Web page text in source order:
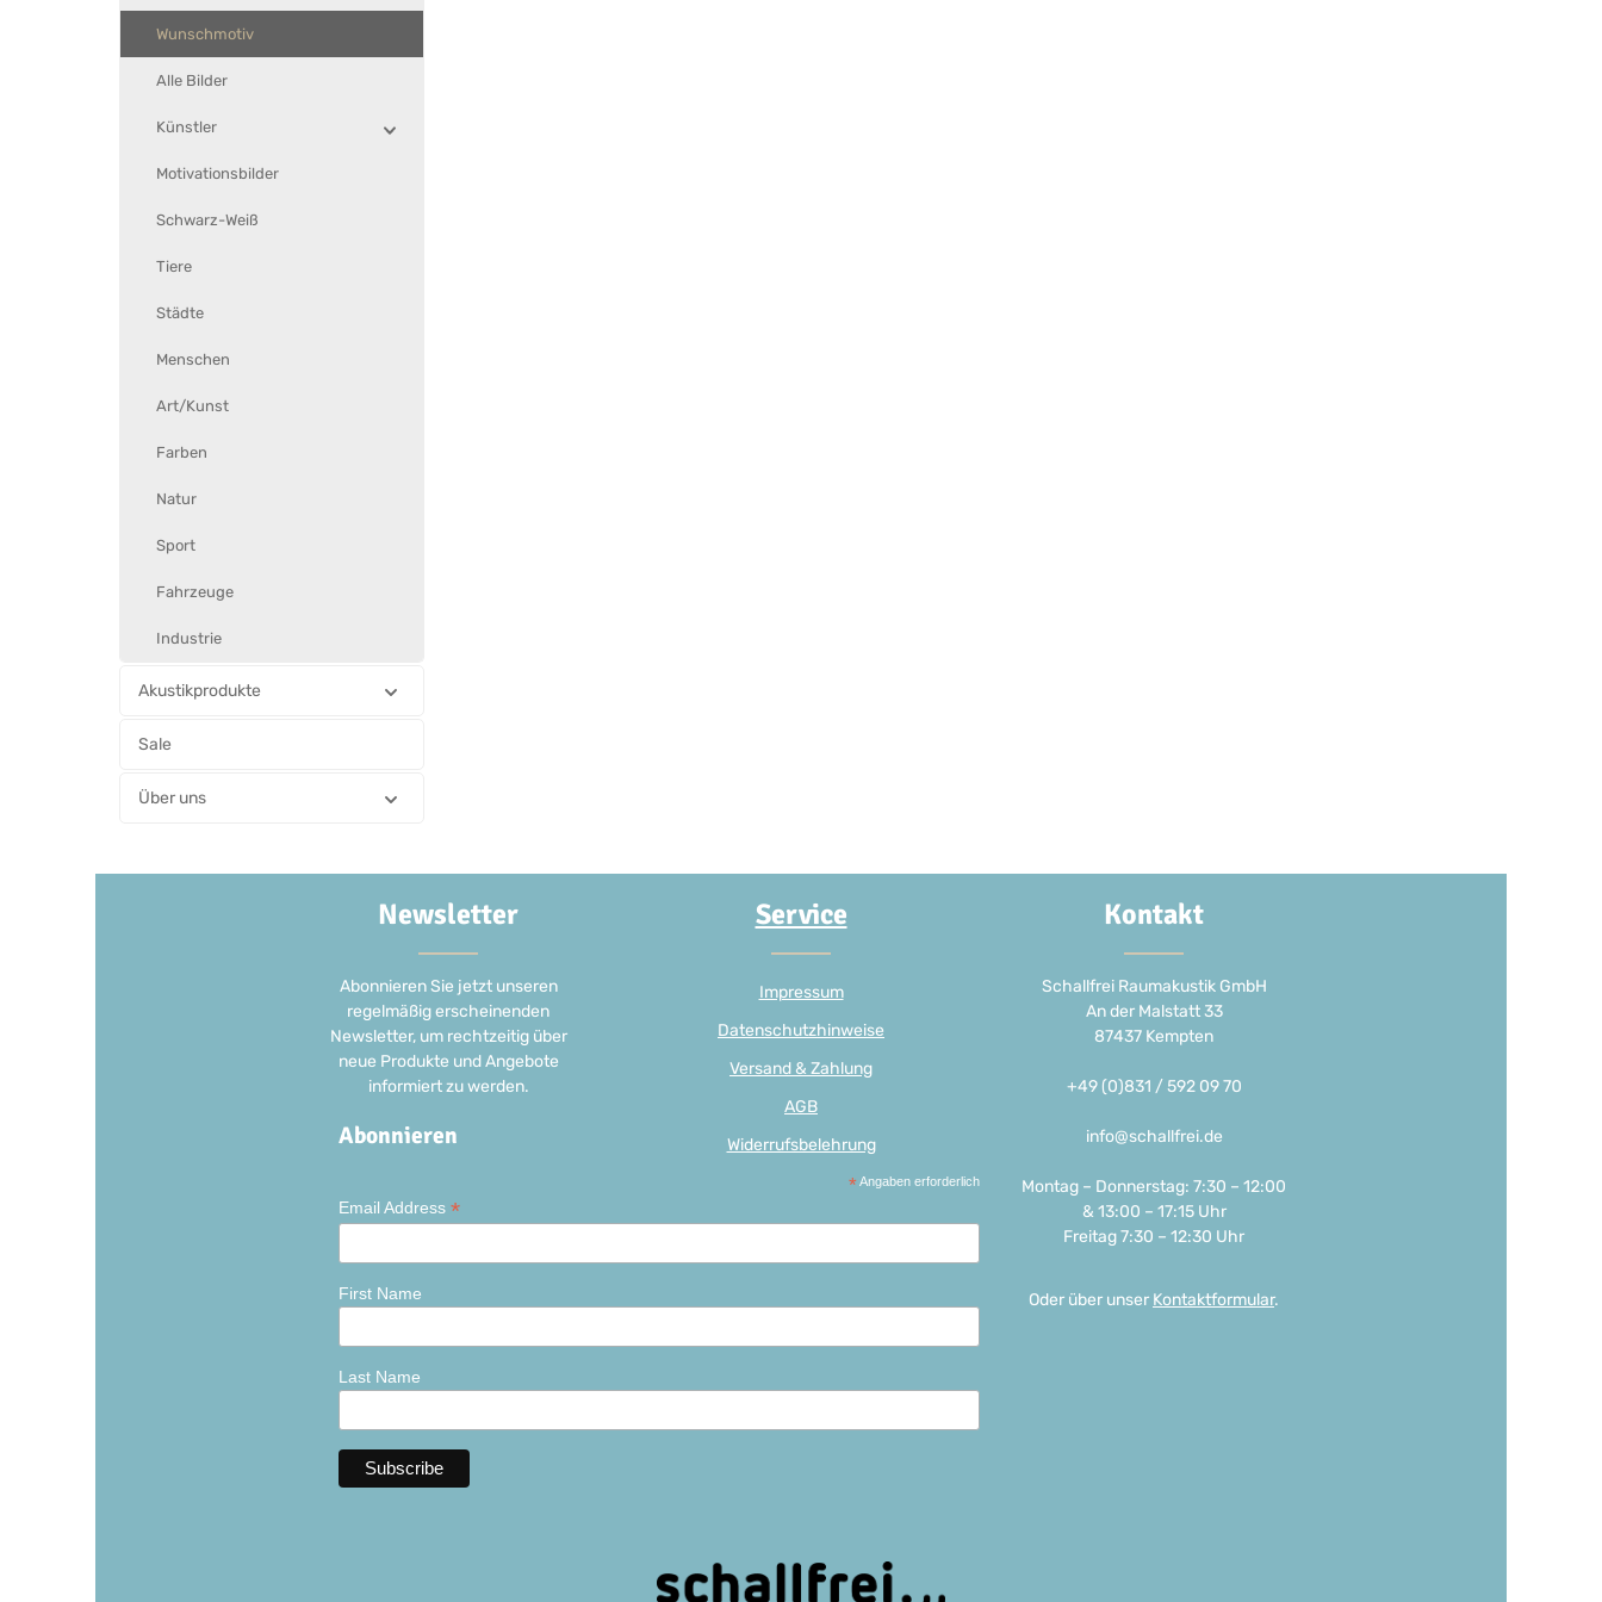
Wunschmotiv
Alle Bilder
Künstler
Motivationsbilder
Schwarz-Weiß
Tiere
Städte
Menschen
Art/Kunst
Farben
Natur
Sport
Fahrzeuge
Industrie
Akustikprodukte
Sale
Über uns
Newsletter
Abonnieren Sie jetzt unseren
regelmäßig erscheinenden
Newsletter, um rechtzeitig über
neue Produkte und Angebote
informiert zu werden.
Abonnieren
* Angaben erforderlich
Email Address *
First Name
Last Name
Service
Impressum
Datenschutzhinweise
Versand & Zahlung
AGB
Widerrufsbelehrung
Kontakt
Schallfrei Raumakustik GmbH
An der Malstatt 33
87437 Kempten
+49 (0)831 / 592 09 70
info@schallfrei.de
Montag – Donnerstag: 7:30 – 12:00
& 13:00 – 17:15 Uhr
Freitag 7:30 – 12:30 Uhr
Oder über unser Kontaktformular.